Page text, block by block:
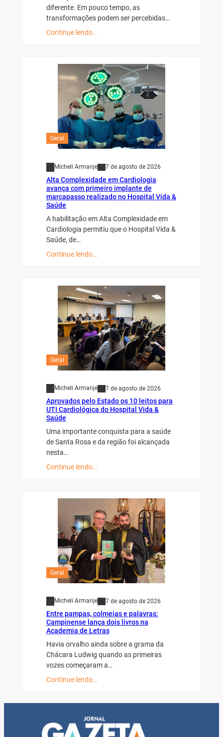
diferente. Em pouco tempo, as
transformações podem ser percebidas…
Continue lendo…
Geral
Micheli Armanje 7 de agosto de 2026
Alta Complexidade em Cardiologia
avança com primeiro implante de
marcapasso realizado no Hospital Vida &
Saúde
A habilitação em Alta Complexidade em
Cardiologia permitiu que o Hospital Vida &
Saúde, de…
Continue lendo…
Geral
Micheli Armanje 7 de agosto de 2026
Aprovados pelo Estado os 10 leitos para
UTI Cardiológica do Hospital Vida &
Saúde
Uma importante conquista para a saúde
de Santa Rosa e da região foi alcançada
nesta…
Continue lendo…
Geral
Micheli Armanje 7 de agosto de 2026
Entre pampas, colmeias e palavras:
Campinense lança dois livros na
Academia de Letras
Havia orvalho ainda sobre a grama da
Chácara Ludwig quando as primeiras
vozes começaram a…
Continue lendo…